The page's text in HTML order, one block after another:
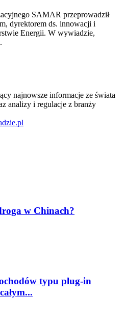
SAMAR przeprowadził
dyrektorem ds. innowacji i
Energii. W wywiadzie,
najnowsze informacje ze świata
analizy i regulacje z branży
w Chinach?
typu plug-in